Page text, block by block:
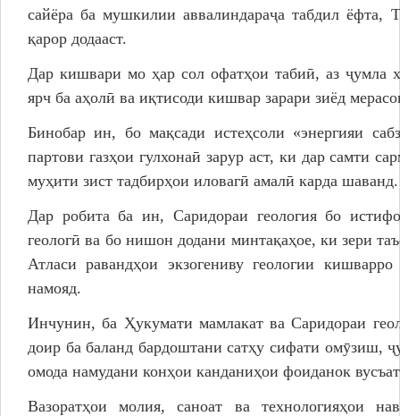
сайёра ба мушкилии аввалиндараҷа табдил ёфта,
қарор додааст.
Дар кишвари мо ҳар сол офатҳои табиӣ, аз ҷумла
ярч ба аҳолӣ ва иқтисоди кишвар зарари зиёд
Бинобар ин, бо мақсади истеҳсоли «энергияи
партови газҳои гулхонаӣ зарур аст, ки дар самти
муҳити зист тадбирҳои иловагӣ амалӣ карда шаванд.
Дар робита ба ин, Саридораи геология бо
геологӣ ва бо нишон додани минтақаҳое, ки зери
Атласи равандҳои экзогениву геологии
намояд.
Инчунин, ба Ҳукумати мамлакат ва Саридораи
доир ба баланд бардоштани сатҳу сифати омӯзиш,
омода намудани конҳои канданиҳои фоиданок
Вазоратҳои молия, саноат ва технологияҳои